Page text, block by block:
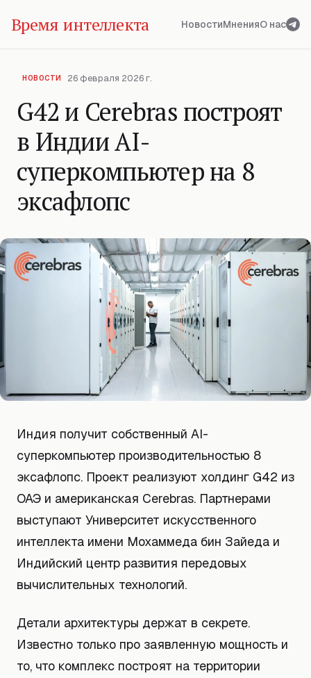
Время интеллекта НовостиМненияО нас
НОВОСТИ 26 февраля 2026 г.
G42 и Cerebras построят
в Индии AI-
суперкомпьютер на 8
эксафлопс
Индия получит собственный AI-
суперкомпьютер производительностью 8
эксафлопс. Проект реализуют холдинг G42 из
ОАЭ и американская Cerebras. Партнерами
выступают Университет искусственного
интеллекта имени Мохаммеда бин Зайеда и
Индийский центр развития передовых
вычислительных технологий.
Детали архитектуры держат в секрете.
Известно только про заявленную мощность и
то, что комплекс построят на территории